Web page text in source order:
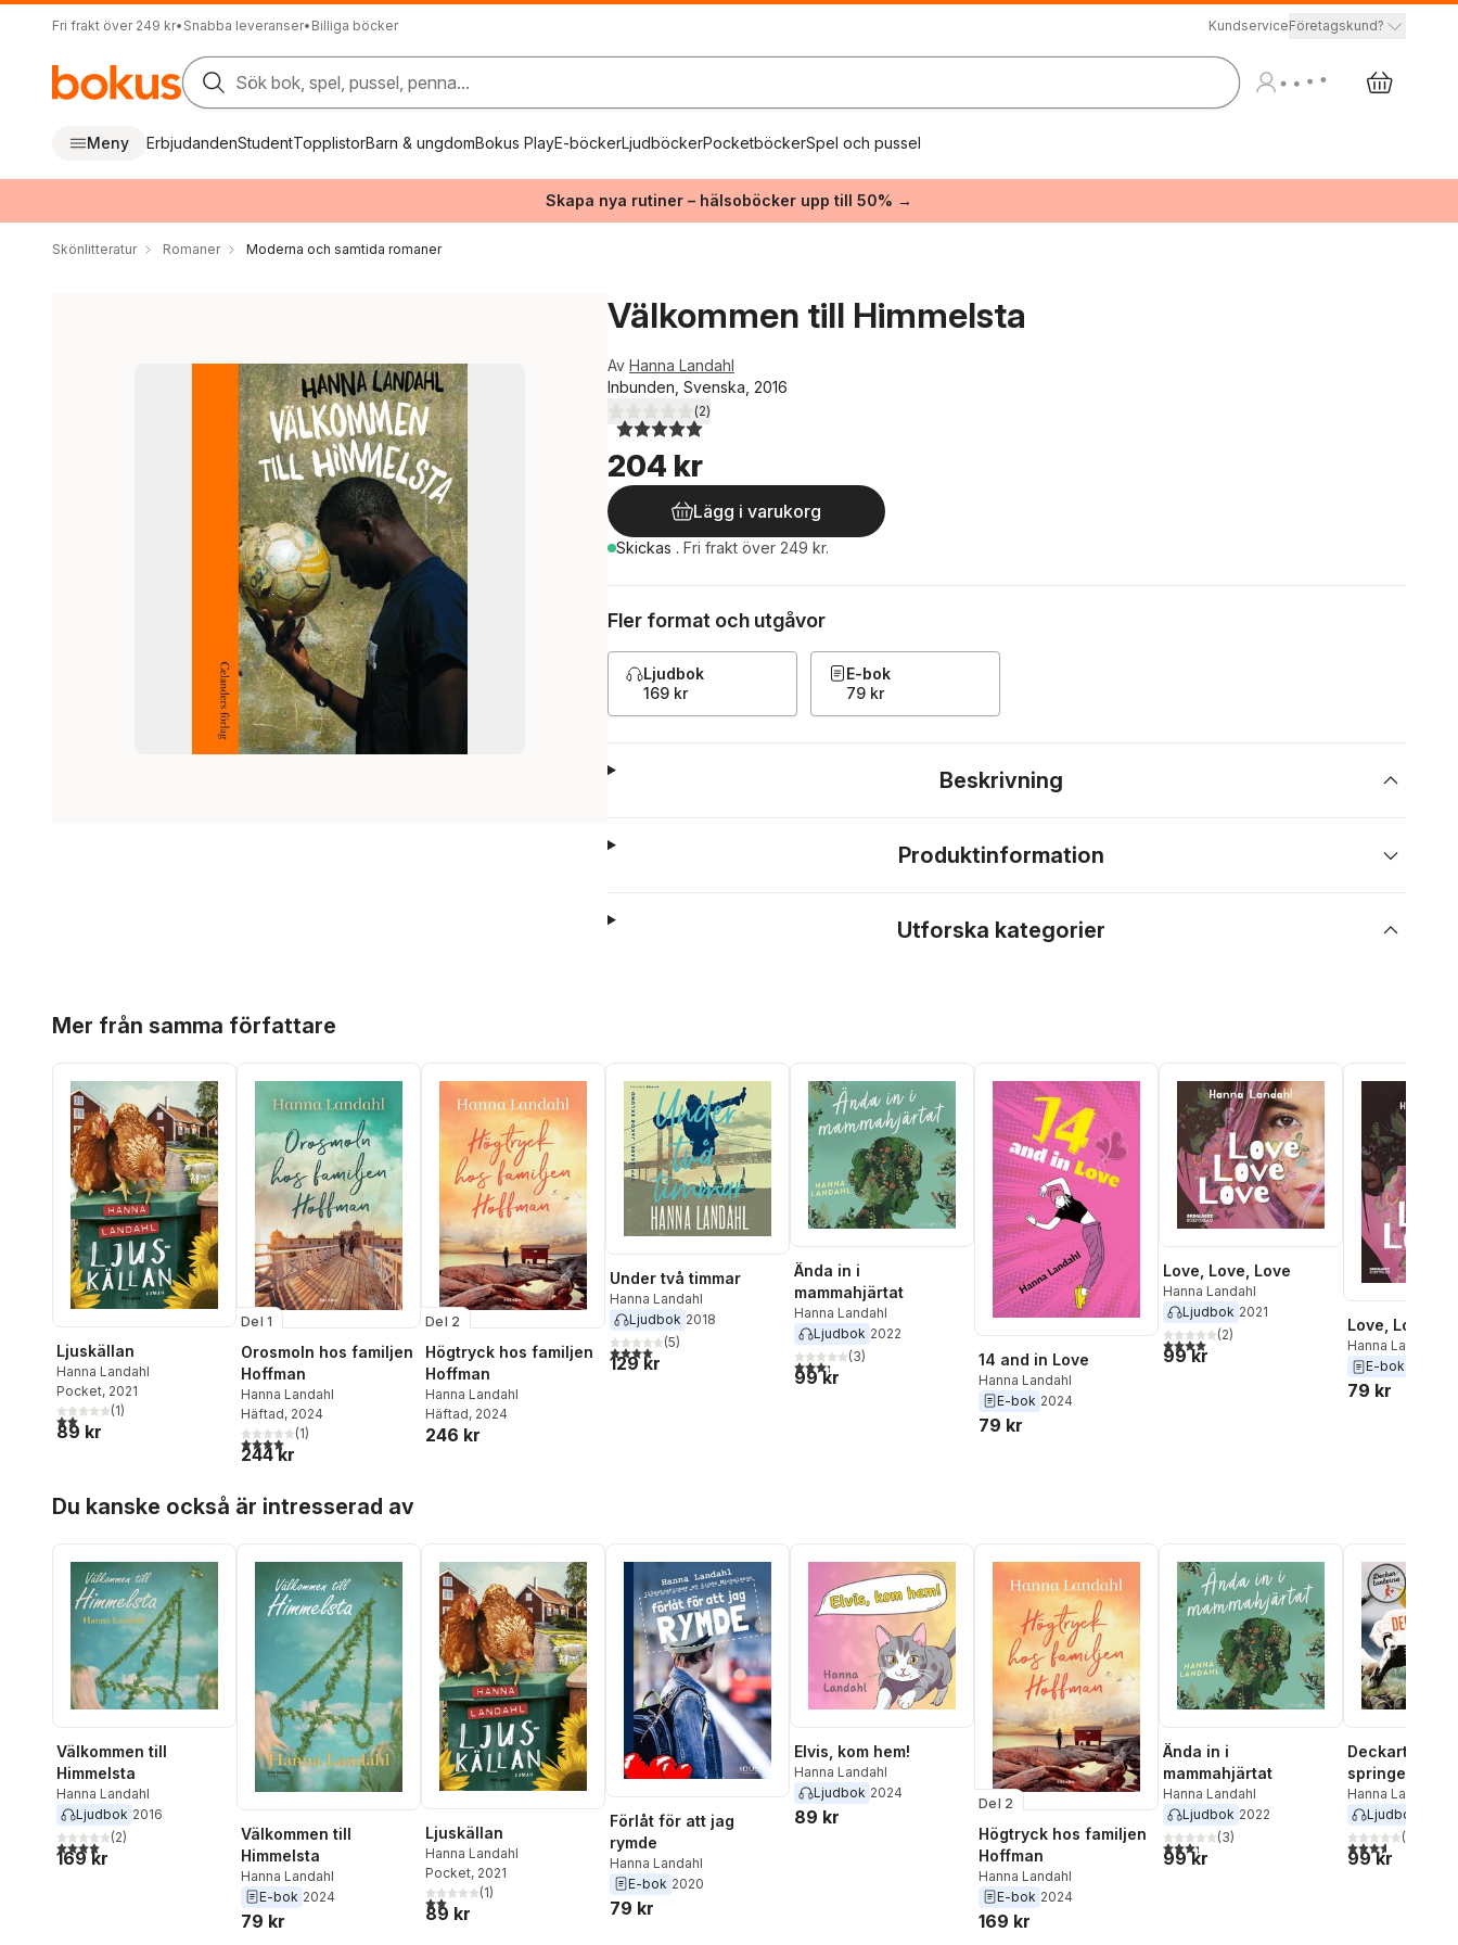
Fri frakt över 249 kr• Snabba leveranser• Billiga böcker KundserviceFöretagskund?
Sök bok, spel, pussel, penna...
Meny ErbjudandenStudentTopplistorBarn & ungdomBokus PlayE-böckerLjudböckerPocketböckerSpel och pussel
Skapa nya rutiner – hälsoböcker upp till 50% →
Skönlitteratur Romaner Moderna och samtida romaner
Välkommen till Himmelsta
Av Hanna Landahl
Inbunden, Svenska, 2016
5,0utav 5 stjärnor. Totalt antal röster:
(2)
204 kr
Lägg i varukorg
Skickas . Fri frakt över 249 kr.
Fler format och utgåvor
Ljudbok
169 kr
E-bok
79 kr
Beskrivning
Produktinformation
Utforska kategorier
Mer från samma författare
Ljuskällan
Hanna Landahl
Pocket, 2021
2,0utav 5 stjärnor. Totalt antal röster:
(1)
89 kr
Del 1
Orosmoln hos familjen
Hoffman
Hanna Landahl
Häftad, 2024
4,0utav 5 stjärnor. Totalt antal röster:
(1)
244 kr
Del 2
Högtryck hos familjen
Hoffman
Hanna Landahl
Häftad, 2024
246 kr
Under två timmar
Hanna Landahl
Ljudbok 2018
4,0utav 5 stjärnor. Totalt antal röster:
(5)
129 kr
Ända in i
mammahjärtat
Hanna Landahl
Ljudbok 2022
3,3utav 5 stjärnor. Totalt antal röster:
(3)
99 kr
14 and in Love
Hanna Landahl
E-bok 2024
79 kr
Love, Love, Love
Hanna Landahl
Ljudbok 2021
4,0utav 5 stjärnor. Totalt antal röster:
(2)
99 kr
Love, Love,
Hanna Landahl
E-bok
79 kr
Du kanske också är intresserad av
Välkommen till
Himmelsta
Hanna Landahl
Ljudbok 2016
4,0utav 5 stjärnor. Totalt antal röster:
(2)
169 kr
Välkommen till
Himmelsta
Hanna Landahl
E-bok 2024
79 kr
Ljuskällan
Hanna Landahl
Pocket, 2021
2,0utav 5 stjärnor. Totalt antal röster:
(1)
89 kr
Förlåt för att jag
rymde
Hanna Landahl
E-bok 2020
79 kr
Elvis, kom hem!
Hanna Landahl
Ljudbok 2024
89 kr
Del 2
Högtryck hos familjen
Hoffman
Hanna Landahl
E-bok 2024
169 kr
Ända in i
mammahjärtat
Hanna Landahl
Ljudbok 2022
3,3utav 5 stjärnor. Totalt antal röster:
(3)
99 kr
springer
onödan
Hanna Landahl
Ljudbok
3,6utav 5(
99 kr